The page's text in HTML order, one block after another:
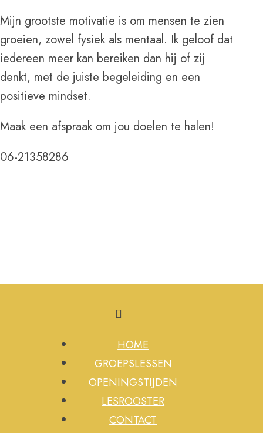
Mijn grootste motivatie is om mensen te zien
groeien, zowel fysiek als mentaal. Ik geloof dat
iedereen meer kan bereiken dan hij of zij
denkt, met de juiste begeleiding en een
positieve mindset.
Maak een afspraak om jou doelen te halen!
06-21358286
HOME
GROEPSLESSEN
OPENINGSTIJDEN
LESROOSTER
CONTACT